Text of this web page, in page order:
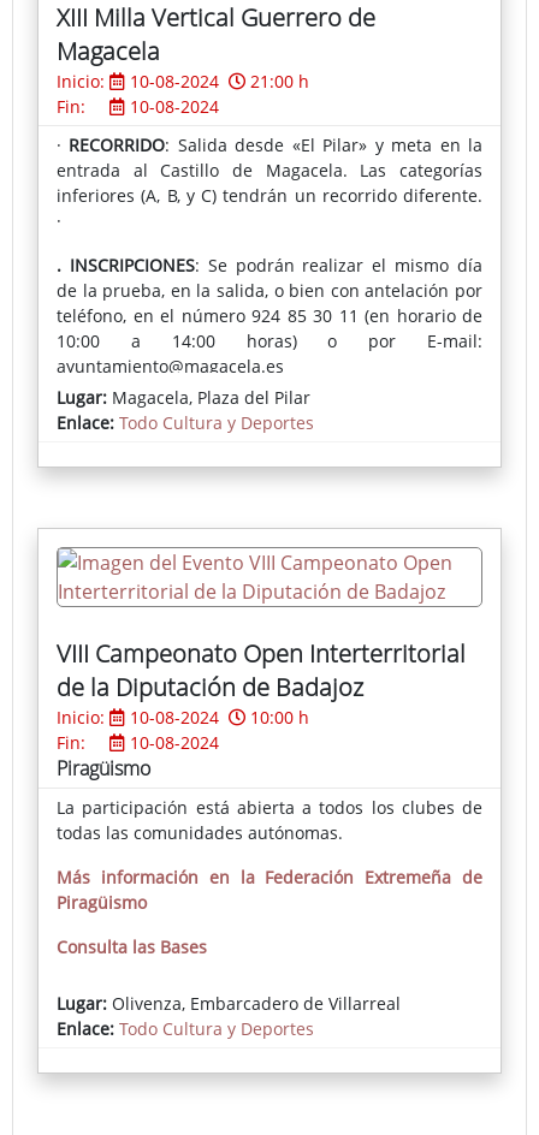
XIII Milla Vertical Guerrero de
Magacela
Inicio: 10-08-2024
21:00 h
Fin:
10-08-2024
· RECORRIDO: Salida desde «El Pilar» y meta en la
entrada al Castillo de Magacela. Las categorías
inferiores (A, B, y C) tendrán un recorrido diferente.
·
. INSCRIPCIONES: Se podrán realizar el mismo día
de la prueba, en la salida, o bien con antelación por
teléfono, en el número 924 85 30 11 (en horario de
10:00 a 14:00 horas) o por E-mail:
ayuntamiento@magacela.es
Consulta las Bases
Lugar: Magacela, Plaza del Pilar
Enlace: Todo Cultura y Deportes
VIII Campeonato Open Interterritorial
de la Diputación de Badajoz
Inicio: 10-08-2024
10:00 h
Fin:
10-08-2024
Piragüismo
La participación está abierta a todos los clubes de
todas las comunidades autónomas.
Más información en la Federación Extremeña de
Piragüismo
Consulta las Bases
Lugar: Olivenza, Embarcadero de Villarreal
Enlace: Todo Cultura y Deportes